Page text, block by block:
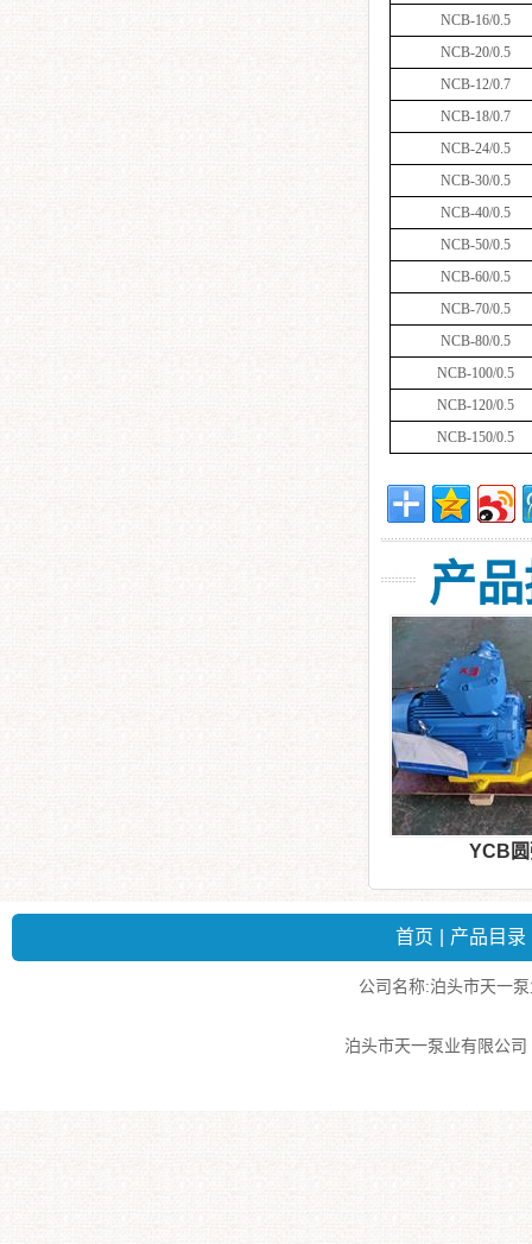
NCB-16/0.5
NCB-20/0.5
NCB-12/0.7
NCB-18/0.7
NCB-24/0.5
NCB-30/0.5
NCB-40/0.5
NCB-50/0.5
NCB-60/0.5
NCB-70/0.5
NCB-80/0.5
NCB-100/0.5
NCB-120/0.5
NCB-150/0.5
产
YCB
首页 产品目录
公司名称:泊头市天一
泊头市天一泵业有限公